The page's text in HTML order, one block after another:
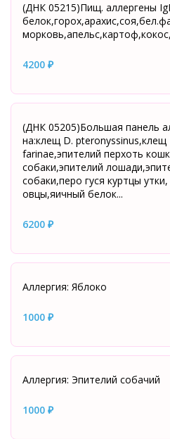
(ДНК 05215)Пищ. аллергены
4200 ₽
(ДНК 05205)Большая панель
на:клещ D.
farinae,эпителий перхоть
собаки,эпителий
собаки,перо гуся куртцы
овцы,яичный белок...
6200 ₽
Аллергия: Яблоко
1000 ₽
Аллергия: Эпителий собачий
1000 ₽